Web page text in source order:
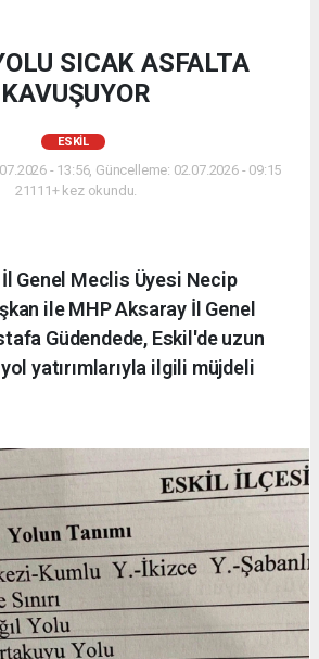
SICAK ASFALTA
KAVUŞUYOR
ESKİL
- 13:56, Güncelleme: 02.07.2026 - 09:15
21111+ kez okundu.
Genel Meclis Üyesi Necip
ile MHP Aksaray İl Genel
Güdendede, Eskil'de uzun
yatırımlarıyla ilgili müjdeli